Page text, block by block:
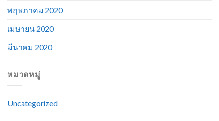
พฤษภาคม 2020
เมษายน 2020
มีนาคม 2020
หมวดหมู่
Uncategorized